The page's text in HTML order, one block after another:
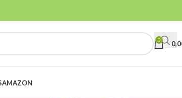
0
AMAZON